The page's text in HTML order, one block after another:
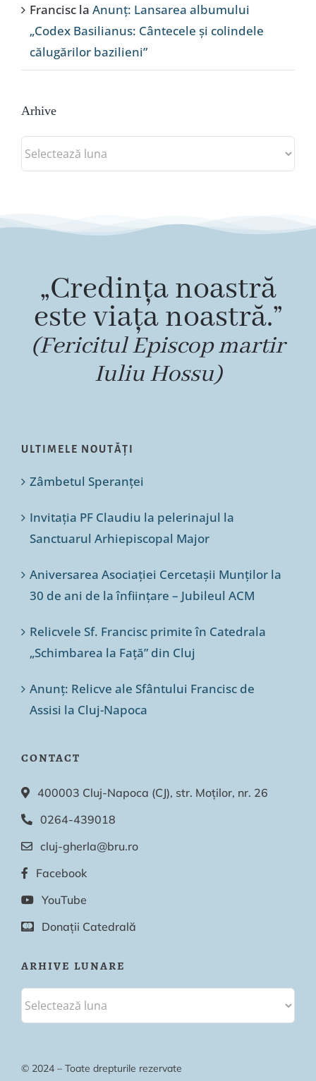
Francisc la Anunț: Lansarea albumului
„Codex Basilianus: Cântecele și colindele
călugărilor bazilieni”
Arhive
Arhive
„Credința noastră
este viața noastră.”
(Fericitul Episcop martir
Iuliu Hossu)
ULTIMELE NOUTĂȚI
Zâmbetul Speranței
Invitația PF Claudiu la pelerinajul la
Sanctuarul Arhiepiscopal Major
Aniversarea Asociației Cercetașii Munților la
30 de ani de la înființare – Jubileul ACM
Relicvele Sf. Francisc primite în Catedrala
„Schimbarea la Față” din Cluj
Anunț: Relicve ale Sfântului Francisc de
Assisi la Cluj-Napoca
CONTACT
400003 Cluj-Napoca (CJ), str. Moților, nr. 26
0264-439018
cluj-gherla@bru.ro
Facebook
YouTube
Donații Catedrală
ARHIVE LUNARE
© 2024 – Toate drepturile rezervate